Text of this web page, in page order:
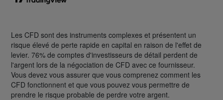
Les CFD sont des instruments complexes et présentent un
risque élevé de perte rapide en capital en raison de l'effet de
levier. 76% de comptes d'investisseurs de détail perdent de
l'argent lors de la négociation de CFD avec ce fournisseur.
Vous devez vous assurer que vous comprenez comment les
CFD fonctionnent et que vous pouvez vous permettre de
prendre le risque probable de perdre votre argent.